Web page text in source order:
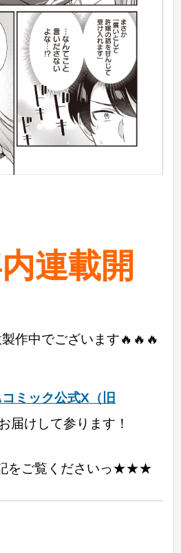
連載開
作中でございます🔥🔥🔥
ミック公式X（旧
届けして参ります！
をご覧くださいっ★★★